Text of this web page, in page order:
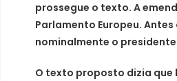
prossegue o texto. A
Parlamento Europeu.
nominalmente o
O texto proposto dizia